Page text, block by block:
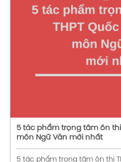
Xem
5 tác phẩm trọng tâm ôn thi
môn Ngữ Văn mới nhất
5 tác phẩm trọng tâm ôn thi